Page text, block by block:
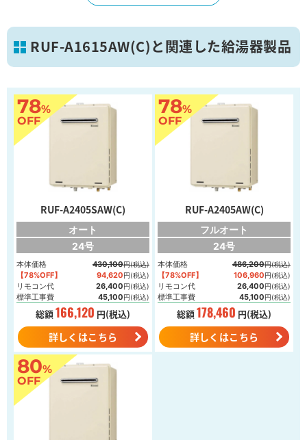
葛飾区
RUF-A1615AW(C)と関連した給湯器製品
78%
OFF
RUF-A2405SAW(C)
オート
24号
本体価格 430,100円(税込)
【78%OFF】 94,620円(税込)
リモコン代 26,400円(税込)
標準工事費 45,100円(税込)
総額166,120 円(税込)
詳しくはこちら
78%
OFF
RUF-A2405AW(C)
フルオート
24号
本体価格 486,200円(税込)
【78%OFF】 106,960円(税込)
リモコン代 26,400円(税込)
標準工事費 45,100円(税込)
総額178,460 円(税込)
詳しくはこちら
80%
OFF